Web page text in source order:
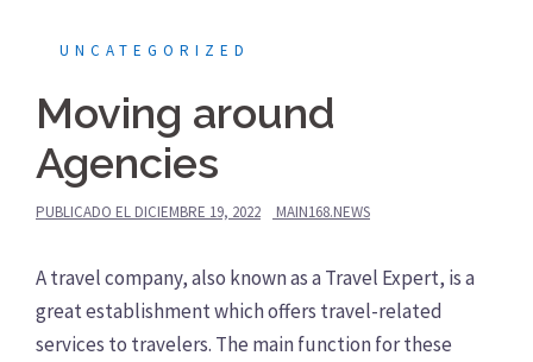
UNCATEGORIZED
Moving around
Agencies
PUBLICADO EL DICIEMBRE 19, 2022 MAIN168.NEWS
A travel company, also known as a Travel Expert, is a
great establishment which offers travel-related
services to travelers. The main function for these